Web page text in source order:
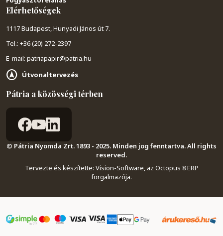
Elérhetőségek
1117 Budapest, Hunyadi János út 7.
Tel.: +36 (20) 272-2397
E-mail: patriapapir@patria.hu
Útvonaltervezés
Pátria a közösségi térben
© Pátria Nyomda Zrt. 1893 - 2025. Minden jog fenntartva. All rights
reserved.
Tervezte és készítette: Vision-Software, az Octopus 8 ERP
forgalmazója.